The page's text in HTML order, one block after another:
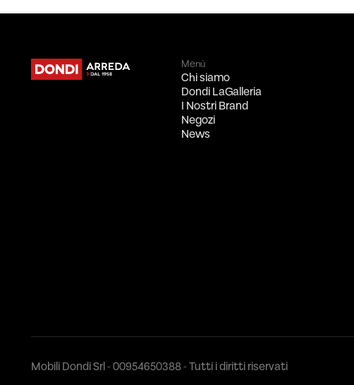
Menù
Chi siamo
Dondi LaGalleria
I Nostri Brand
Negozi
News
Mobili Dondi Srl - 00954650388 - Tutti i diritti riservati